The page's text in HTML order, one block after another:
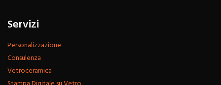
Servizi
Personalizzazione
Consulenza
Vetroceramica